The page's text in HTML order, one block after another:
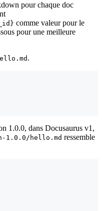
pour chaque doc
comme valeur pour le
pour une meilleure
.
1.0.0, dans Docusaurus v1,
1.0.0/hello.md ressemble